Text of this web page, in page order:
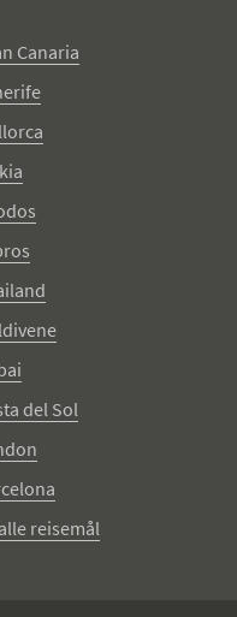
Canaria
del Sol
reisemål